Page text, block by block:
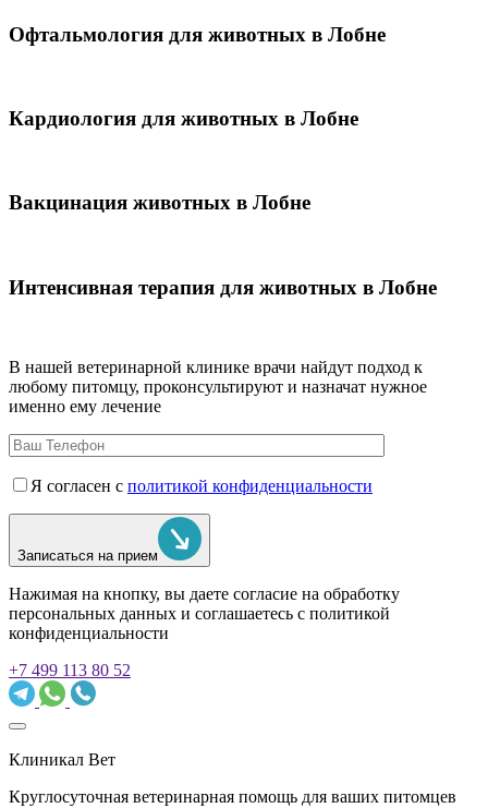
Офтальмология для животных в Лобне
Кардиология для животных в Лобне
Вакцинация животных в Лобне
Интенсивная терапия для животных в Лобне
В нашей ветеринарной клинике врачи найдут подход к
любому питомцу, проконсультируют и назначат нужное
именно ему лечение
Я согласен с политикой конфиденциальности
Записаться на прием
Нажимая на кнопку, вы даете согласие на обработку
персональных данных и соглашаетесь c политикой
конфиденциальности
+7 499 113 80 52
Клиникал Вет
Круглосуточная ветеринарная помощь для ваших питомцев